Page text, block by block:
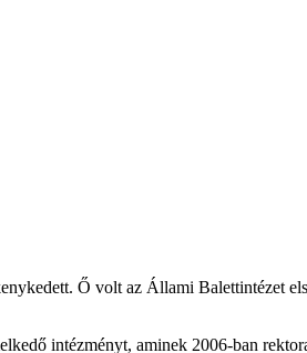
Ő volt az Állami Balettintézet
intézményt, aminek 2006-ban